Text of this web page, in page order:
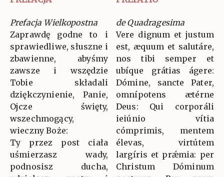
Prefacja Wielkopostna
Zaprawdę godne to i
sprawiedliwe, słuszne i
zbawienne, abyśmy
zawsze i wszędzie
Tobie składali
dziękczynienie, Panie,
Ojcze święty,
wszechmogący,
wieczny Boże:
Ty przez post ciała
uśmierzasz wady,
podnosisz ducha,
de Quadragesima
Vere dignum et justum
est, æquum et salutáre,
nos tibi semper et
ubíque grátias ágere:
Dómine, sancte Pater,
omnípotens ætérne
Deus: Qui corporáli
ieiúnio vítia
cómprimis, mentem
élevas, virtútem
largíris et prǽmia: per
Christum Dóminum